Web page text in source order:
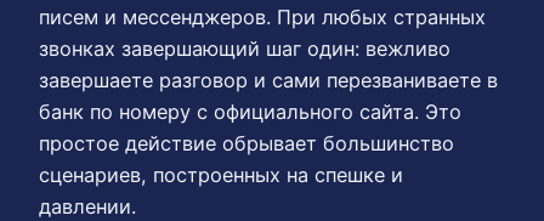
писем и мессенджеров. При любых странных
звонках завершающий шаг один: вежливо
завершаете разговор и сами перезваниваете в
банк по номеру с официального сайта. Это
простое действие обрывает большинство
сценариев, построенных на спешке и
давлении.